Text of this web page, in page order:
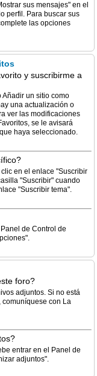
sus mensajes" en el
perfil. Para buscar sus
las opciones
y suscribirme a
Añadir un sitio como
una actualización o
ver las modificaciones
se le avisará
haya seleccionado.
en el enlace "Suscribir
"Suscribir" cuando
"Suscribir tema".
de Control de
foro?
adjuntos. Si no está
comuníquese con La
entrar en el Panel de
adjuntos".